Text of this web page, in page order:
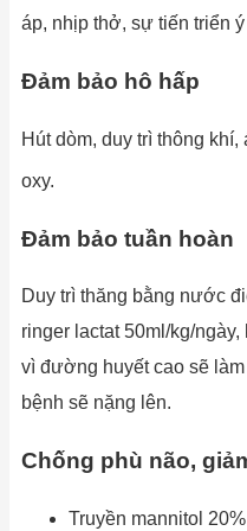
áp, nhịp thở, sự tiến triển
Đảm bảo hô hấp
Hút dòm, duy trì thông
oxy.
Đảm bảo tuần hoàn
Duy trì thăng bằng nước
ringer lactat 50ml/kg/
vì đường huyết cao sẽ
bệnh sẽ nặng lên.
Chống phù não,
Truyền mannitol